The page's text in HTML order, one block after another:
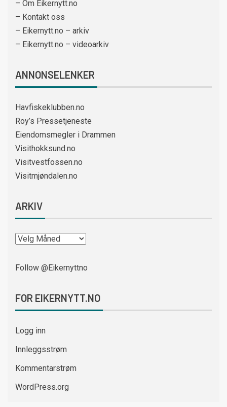
– Om Eikernytt.no
– Kontakt oss
– Eikernytt.no – arkiv
– Eikernytt.no – videoarkiv
ANNONSELENKER
Havfiskeklubben.no
Roy’s Pressetjeneste
Eiendomsmegler i Drammen
Visithokksund.no
Visitvestfossen.no
Visitmjøndalen.no
ARKIV
Follow @Eikernyttno
FOR EIKERNYTT.NO
Logg inn
Innleggsstrøm
Kommentarstrøm
WordPress.org